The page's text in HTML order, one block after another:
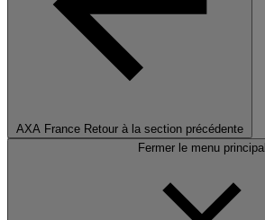
AXA France Retour à la section précédente
Fermer le menu principal